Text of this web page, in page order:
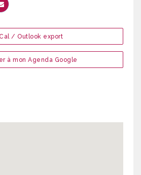
à mon Agenda Google
/ Outlook export